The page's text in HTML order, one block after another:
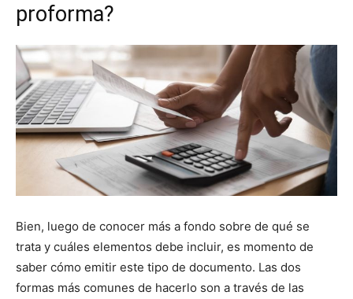
proforma?
Bien, luego de conocer más a fondo sobre de qué se
trata y cuáles elementos debe incluir, es momento de
saber cómo emitir este tipo de documento. Las dos
formas más comunes de hacerlo son a través de las